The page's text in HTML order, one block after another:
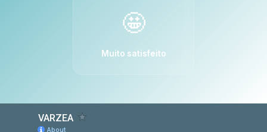
🤩
Muito satisfeito